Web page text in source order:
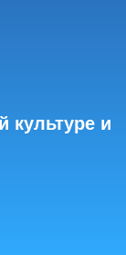
культуре и